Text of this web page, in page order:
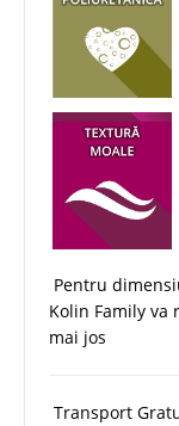
Pentru
Kolin Family va
mai jos
Transport